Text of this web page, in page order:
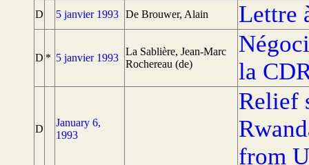
D 5 janvier 1993 De Brouwer, Alain Lettre
D * 5 janvier 1993
La Sablière, Jean-Marc
Rochereau (de)
la
D
January 6,
1993
Relief
from